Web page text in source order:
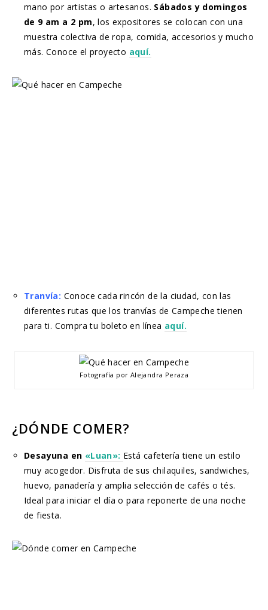
mano por artistas o artesanos. Sábados y domingos
de 9 am a 2 pm, los expositores se colocan con una
muestra colectiva de ropa, comida, accesorios y mucho
más. Conoce el proyecto aquí.
Tranvía: Conoce cada rincón de la ciudad, con las
diferentes rutas que los tranvías de Campeche tienen
para ti. Compra tu boleto en línea aquí.
Fotografía por Alejandra Peraza
¿DÓNDE COMER?
Desayuna en «Luan»: Está cafetería tiene un estilo
muy acogedor. Disfruta de sus chilaquiles, sandwiches,
huevo, panadería y amplia selección de cafés o tés.
Ideal para iniciar el día o para reponerte de una noche
de fiesta.